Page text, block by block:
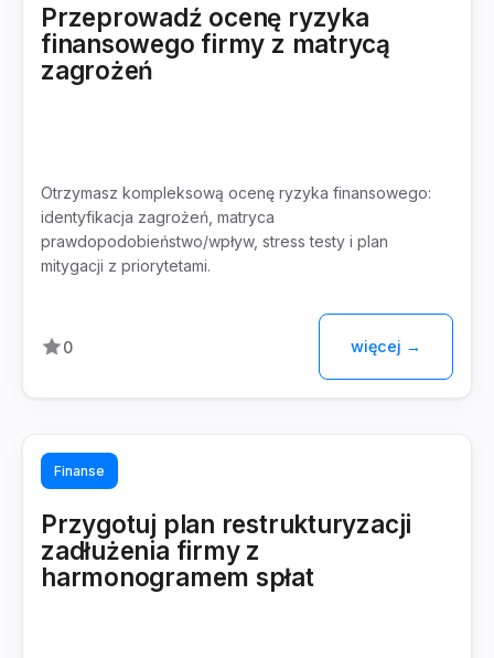
Przeprowadź ocenę ryzyka
finansowego firmy z matrycą
zagrożeń
Otrzymasz kompleksową ocenę ryzyka finansowego:
identyfikacja zagrożeń, matryca
prawdopodobieństwo/wpływ, stress testy i plan
mitygacji z priorytetami.
0 więcej →
Finanse
Przygotuj plan restrukturyzacji
zadłużenia firmy z
harmonogramem spłat